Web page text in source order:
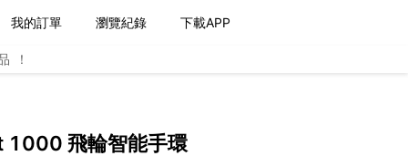
我的訂單 瀏覽紀錄 下載APP
！
1000 飛輪智能手環